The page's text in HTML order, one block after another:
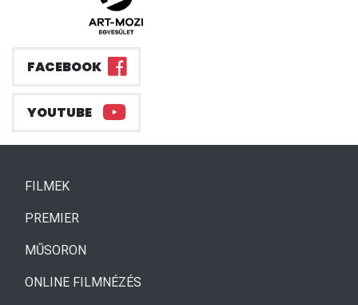
FACEBOOK
YOUTUBE
FILMEK(CURRENT)
PREMIER
MŰSORON
ONLINE FILMNÉZÉS